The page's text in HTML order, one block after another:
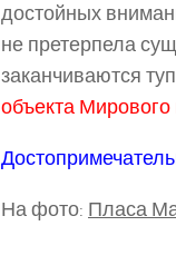
достойных
не претерпела
заканчиваются
объекта
На фото: Пласа